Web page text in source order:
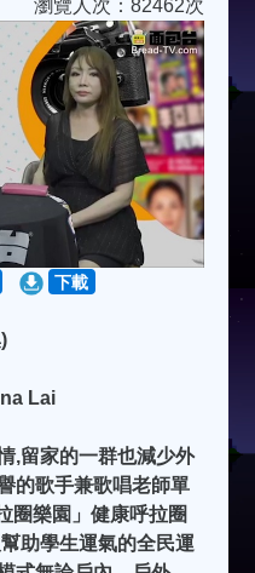
瀏覽人次：82462次
下載
Lai
,留家的一群也減少外
的歌手兼歌唱老師單
圈樂園」健康呼拉圈
助學生運氣的全民運